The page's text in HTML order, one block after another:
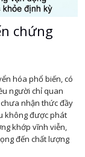
chứng
hóa phổ biến, có
người chỉ quan
nhận thức đầy
không được phát
khớp vĩnh viễn,
đến chất lượng